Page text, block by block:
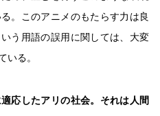
。このアニメのもたらす力は良
う用語の誤用に関しては、大変
いる。
応したアリの社会。それは人間